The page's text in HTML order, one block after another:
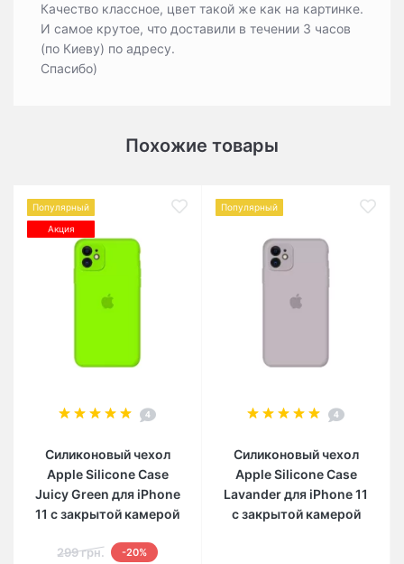
Качество классное, цвет такой же как на картинке.
И самое крутое, что доставили в течении 3 часов
(по Киеву) по адресу.
Спасибо)
Похожие товары
Популярный
Акция
4
Силиконовый чехол
Apple Silicone Case
Juicy Green для iPhone
11 с закрытой камерой
299 грн. -20%
Популярный
4
Силиконовый чехол
Apple Silicone Case
Lavander для iPhone 11
с закрытой камерой